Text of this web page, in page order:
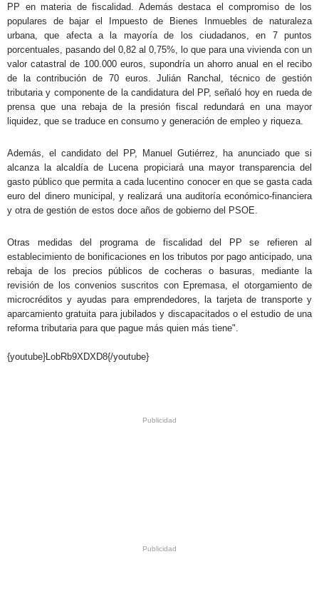
PP en materia de fiscalidad. Además destaca el compromiso de los
populares de bajar el Impuesto de Bienes Inmuebles de naturaleza
urbana, que afecta a la mayoría de los ciudadanos, en 7 puntos
porcentuales, pasando del 0,82 al 0,75%, lo que para una vivienda con un
valor catastral de 100.000 euros, supondría un ahorro anual en el recibo
de la contribución de 70 euros. Julián Ranchal, técnico de gestión
tributaria y componente de la candidatura del PP, señaló hoy en rueda de
prensa que una rebaja de la presión fiscal redundará en una mayor
liquidez, que se traduce en consumo y generación de empleo y riqueza.
Además, el candidato del PP, Manuel Gutiérrez, ha anunciado que si
alcanza la alcaldía de Lucena propiciará una mayor transparencia del
gasto público que permita a cada lucentino conocer en que se gasta cada
euro del dinero municipal, y realizará una auditoría económico-financiera
y otra de gestión de estos doce años de gobierno del PSOE.
Otras medidas del programa de fiscalidad del PP se refieren al
establecimiento de bonificaciones en los tributos por pago anticipado, una
rebaja de los precios públicos de cocheras o basuras, mediante la
revisión de los convenios suscritos con Epremasa, el otorgamiento de
microcréditos y ayudas para emprendedores, la tarjeta de transporte y
aparcamiento gratuita para jubilados y discapacitados o el estudio de una
reforma tributaria para que pague más quien más tiene".
{youtube}LobRb9XDXD8{/youtube}